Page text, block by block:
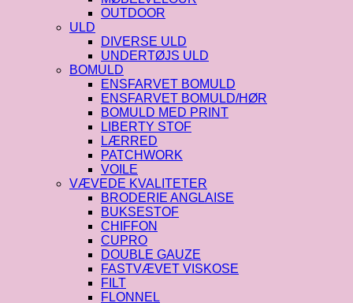
OUTDOOR
ULD
DIVERSE ULD
UNDERTØJS ULD
BOMULD
ENSFARVET BOMULD
ENSFARVET BOMULD/HØR
BOMULD MED PRINT
LIBERTY STOF
LÆRRED
PATCHWORK
VOILE
VÆVEDE KVALITETER
BRODERIE ANGLAISE
BUKSESTOF
CHIFFON
CUPRO
DOUBLE GAUZE
FASTVÆVET VISKOSE
FILT
FLONNEL